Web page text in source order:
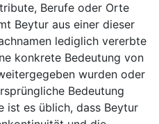
Berufe oder Orte
Beytur aus einer dieser
lediglich vererbte
konkrete Bedeutung von
wurden oder
Bedeutung
ist es üblich, dass Beytur